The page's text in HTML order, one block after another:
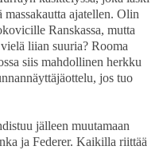
ajatellen. Olin
Ranskassa, mutta
liian suuria? Rooma
siis mahdollinen herkku
jos tuo
jälleen muutamaan
ja Federer. Kaikilla riittää